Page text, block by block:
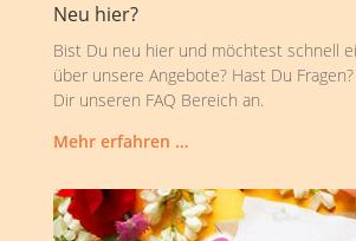
Neu hier?
Bist Du neu hier und möchtest schnell
über unsere Angebote? Hast Du
Dir unseren FAQ Bereich an.
Mehr erfahren …